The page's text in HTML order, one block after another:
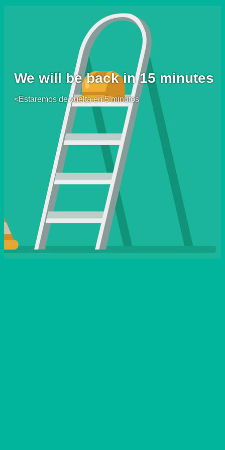
We will be back in 15 minutes
<Estaremos de vuelta en 5 minutos